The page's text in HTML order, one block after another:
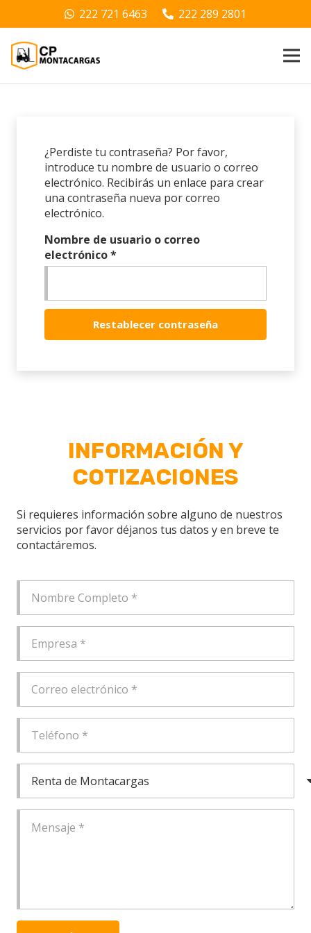
222 721 6463 222 289 2801
¿Perdiste tu contraseña? Por favor,
introduce tu nombre de usuario o correo
electrónico. Recibirás un enlace para crear
una contraseña nueva por correo
electrónico.
Nombre de usuario o correo
electrónico*Obligatorio
Restablecer contraseña
INFORMACIÓN Y
COTIZACIONES
Si requieres información sobre alguno de nuestros
servicios por favor déjanos tus datos y en breve te
contactáremos.